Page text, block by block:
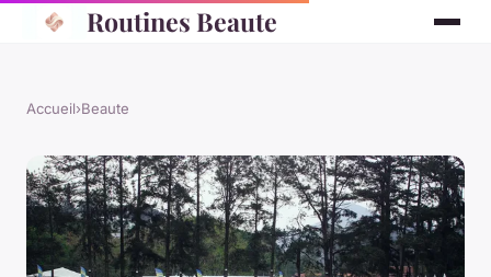
Routines Beaute
Accueil›Beaute